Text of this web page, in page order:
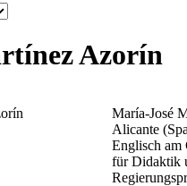
Azorín
María-José
Alicante
Englisch am
für Didaktik